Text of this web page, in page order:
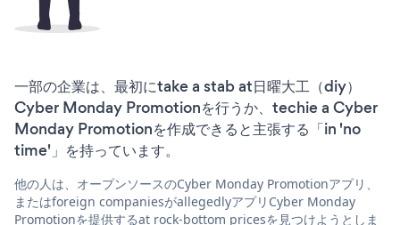
一部の企業は、最初にtake a stab at日曜大工（diy）
Cyber Monday Promotionを行うか、techie a Cyber
Monday Promotionを作成できると主張する「in 'no
time'」を持っています。
他の人は、オープンソースのCyber Monday Promotionアプリ、
またはforeign companiesがallegedlyアプリCyber Monday
Promotionを提供するat rock-bottom pricesを見つけようとしま